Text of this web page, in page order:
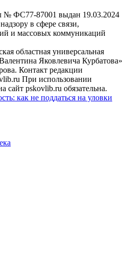
№ ФС77-87001 выдан 19.03.2024
в сфере связи,
и массовых коммуникаций
областная универсальная
Яковлевича Курбатова»
Контакт редакции
При использовании
сайт pskovlib.ru обязательна.
как не поддаться на уловки